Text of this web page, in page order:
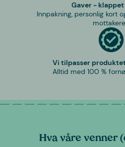
Gaver -
Innpakning, personlig kort
Vi tilpasser
Alltid med 100 %
Hva våre venner